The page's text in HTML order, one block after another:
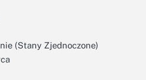
(Stany Zjednoczone)